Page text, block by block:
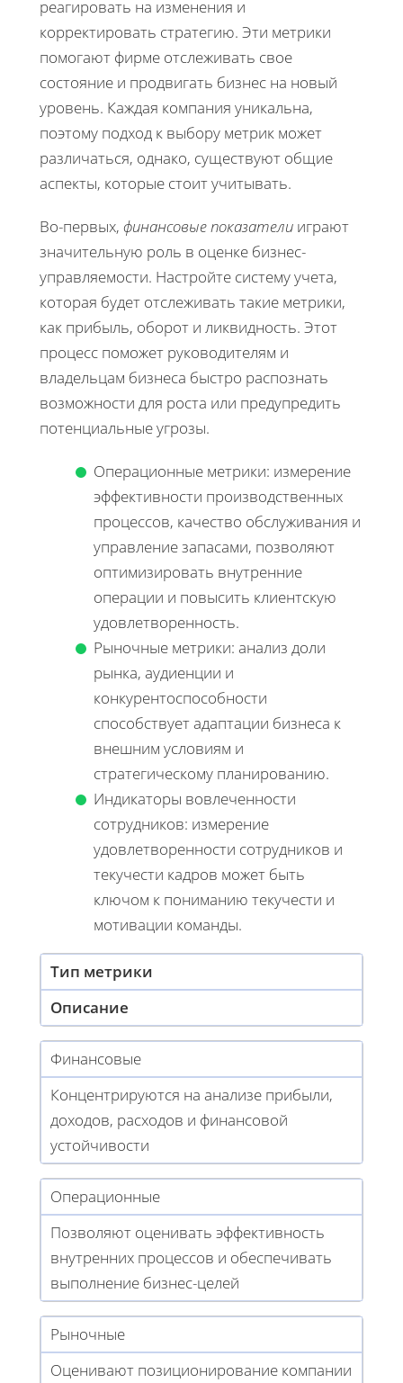
реагировать на изменения и
корректировать стратегию. Эти метрики
помогают фирме отслеживать свое
состояние и продвигать бизнес на новый
уровень. Каждая компания уникальна,
поэтому подход к выбору метрик может
различаться, однако, существуют общие
аспекты, которые стоит учитывать.
Во-первых, финансовые показатели играют
значительную роль в оценке бизнес-
управляемости. Настройте систему учета,
которая будет отслеживать такие метрики,
как прибыль, оборот и ликвидность. Этот
процесс поможет руководителям и
владельцам бизнеса быстро распознать
возможности для роста или предупредить
потенциальные угрозы.
Операционные метрики: измерение
эффективности производственных
процессов, качество обслуживания и
управление запасами, позволяют
оптимизировать внутренние
операции и повысить клиентскую
удовлетворенность.
Рыночные метрики: анализ доли
рынка, аудиенции и
конкурентоспособности
способствует адаптации бизнеса к
внешним условиям и
стратегическому планированию.
Индикаторы вовлеченности
сотрудников: измерение
удовлетворенности сотрудников и
текучести кадров может быть
ключом к пониманию текучести и
мотивации команды.
Тип метрики
Описание
Финансовые
Концентрируются на анализе прибыли,
доходов, расходов и финансовой
устойчивости
Операционные
Позволяют оценивать эффективность
внутренних процессов и обеспечивать
выполнение бизнес-целей
Рыночные
Оценивают позиционирование компании